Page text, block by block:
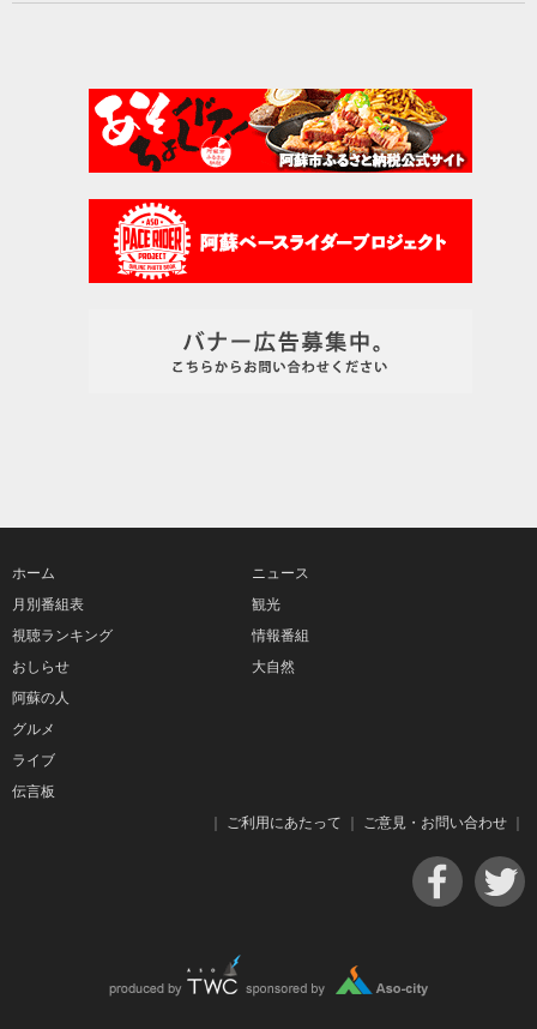
ホーム
月別番組表
視聴ランキング
おしらせ
ニュース
観光
情報番組
大自然
阿蘇の人
グルメ
ライブ
伝言板
ご利用にあたって ご意見・お問い合わせ